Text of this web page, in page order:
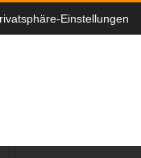
Einstellungen